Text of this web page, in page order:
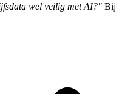
wel veilig met AI?" Bij